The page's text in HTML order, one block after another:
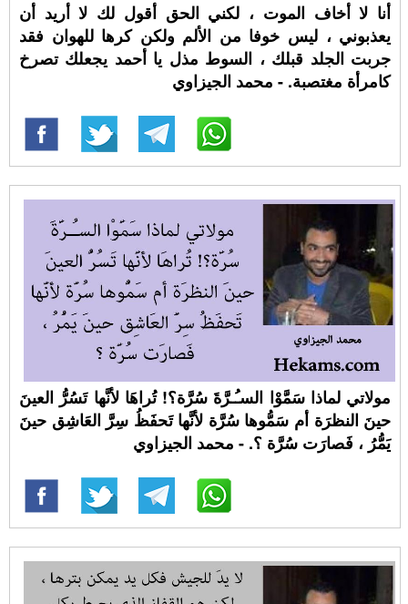
أنا لا أخاف الموت ، لكني الحق أقول لك لا أريد أن
يعذبوني ، ليس خوفا من الألم ولكن كرها للهوان فقد
جربت الجلد قبلك ، السوط مذل يا أحمد يجعلك تصرخ
كامرأة مغتصبة. - محمد الجيزاوي
مولاتي لماذا سَمَّوْا السـُـرَّةَ سُرَّة؟! تُراهَا لأنَّها تَسُرُّ العينَ
حينَ النظرَة أم سَمُّوها سُرَّة لأنَّها تَحفَظُ سِرَّ العَاشِق حينَ
يَمُّرُ ، فَصارَت سُرَّة ؟. - محمد الجيزاوي